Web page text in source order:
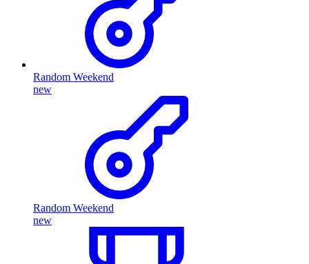
Random Weekend
new
Random Weekend
new